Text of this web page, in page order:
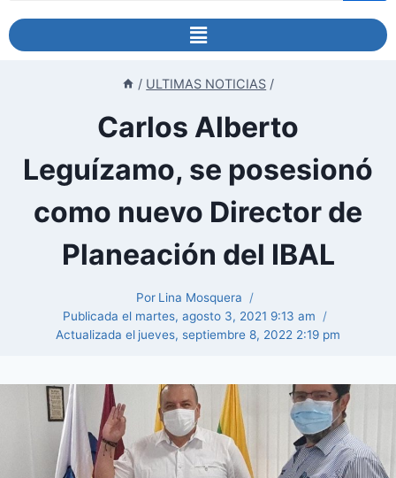
/ ULTIMAS NOTICIAS /
Carlos Alberto
Leguízamo, se posesionó
como nuevo Director de
Planeación del IBAL
Por Lina Mosquera
Publicada el martes, agosto 3, 2021 9:13 am
Actualizada el jueves, septiembre 8, 2022 2:19 pm